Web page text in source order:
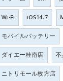
Wi-Fi
iOS14.7
モバイルバッテリー
ダイエー桂南店
不
ニトリモール枚方店